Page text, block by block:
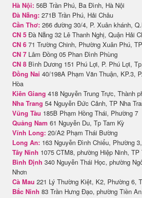
Hà Nội: 56B Trần Phú, Ba Đình, Hà Nội
Đà Nẵng: 271B Trần Phú, Hải Châu
Cần Thơ: 266 đường 30/4, P. Xuân khánh,
CN 5 Đà Nẵng 32 Lê Thanh Nghị, Quận Hải
CN 6 71 Trường Chinh, Phường Xuân Phú,
CN 7 Lâm Đồng 05 Phan Đình Phùng
CN 8 Bình Dương 151 Phú Lợi, P. Phú Lợi,
Đồng Nai 40/198A Phạm Văn Thuận, KP.3,
Hòa
Kiên Giang 418 Nguyễn Trung Trực, Thành
Nha Trang 54 Nguyễn Đức Cảnh, TP Nha
Vũng Tàu 185B Phạm Hồng Thái, Phường 7
Quảng Nam 61 Nguyễn Du, Tp Tam Kỳ
Vĩnh Long: 20/A2 Phạm Thái Bường
Long An: 163 Nguyễn Đình Chiểu, Phường
Tây Ninh 1075 CTM8, phường Hiệp Ninh, TP
Bình Định 340 Nguyễn Thái Học, phường
Nhơn
Cà Mau 221 Lý Thường Kiệt, K2, Phường 6,
Bắc Ninh 83 Trần Hưng Đạo, phường Tiền